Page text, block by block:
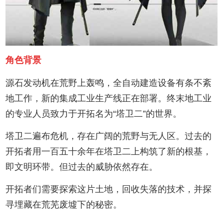
角色背景
源石发动机在荒野上轰鸣，全自动建造设备有条不紊
地工作，新的集成工业生产线正在部署。终末地工业
的专业人员致力于开拓名为“塔卫二”的世界。
塔卫二遍布危机，存在广阔的荒野与无人区。过去的
开拓者用一百五十余年在塔卫二上构筑了新的根基，
即文明环带。但过去的威胁依然存在。
开拓者们需要探索这片土地，回收失落的技术，并探
寻埋藏在荒芜废墟下的秘密。